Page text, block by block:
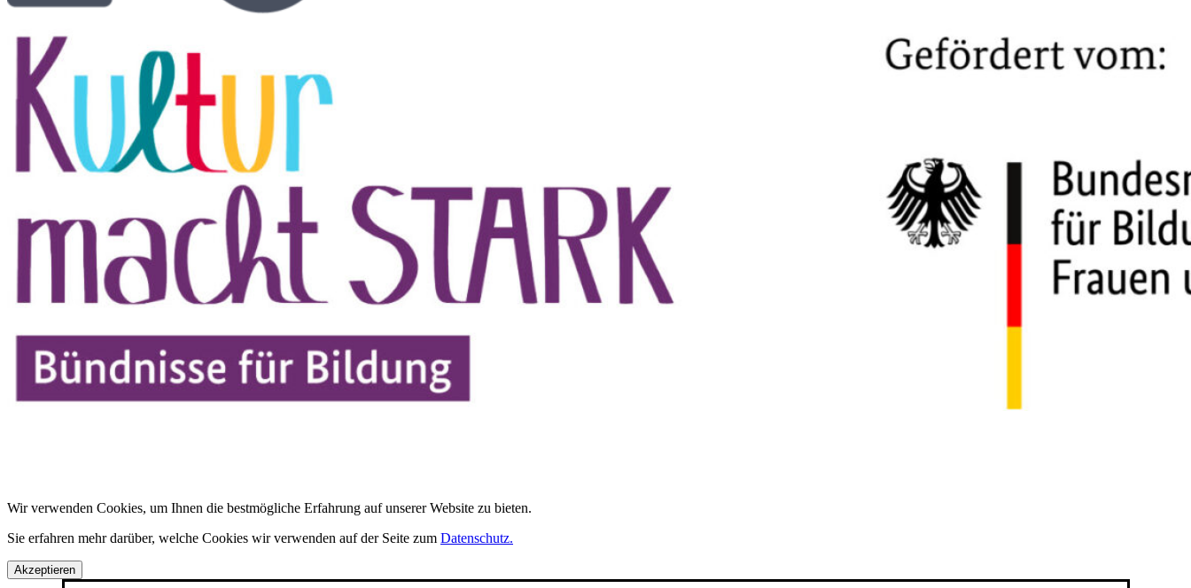
Wir verwenden Cookies, um Ihnen die bestmögliche Erfahrung auf unserer Website zu bieten.
Sie erfahren mehr darüber, welche Cookies wir verwenden auf der Seite zum Datenschutz.
Akzeptieren